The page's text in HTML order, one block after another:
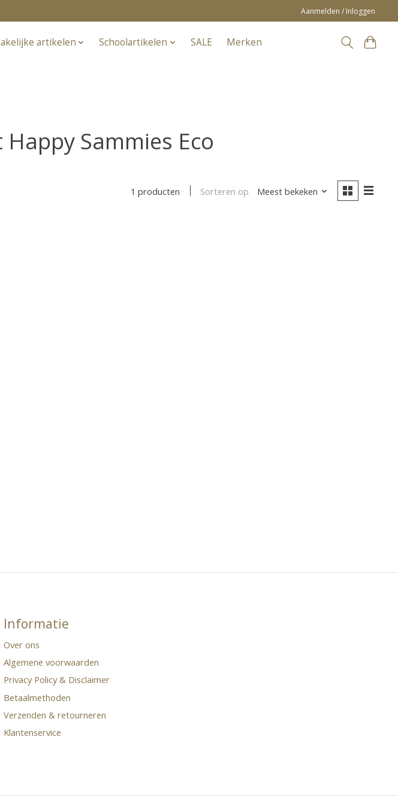
Aanmelden / Inloggen
artikelen Schoolartikelen SALE Merken
Sammies Eco
1 producten Sorteren op Meest bekeken
Informatie
Over ons
Algemene voorwaarden
Privacy Policy & Disclaimer
Betaalmethoden
Verzenden & retourneren
Klantenservice